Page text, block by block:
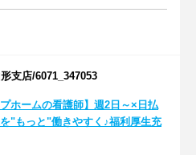
支店/6071_347053
プホームの看護師】週2日～×日払
"もっと"働きやすく♪福利厚生充